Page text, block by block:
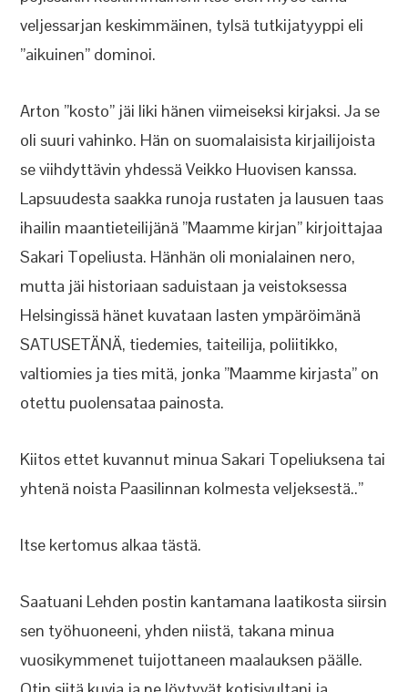
veljessarjan keskimmäinen, tylsä tutkijatyyppi eli
”aikuinen” dominoi.
Arton ”kosto” jäi liki hänen viimeiseksi kirjaksi. Ja se
oli suuri vahinko. Hän on suomalaisista kirjailijoista
se viihdyttävin yhdessä Veikko Huovisen kanssa.
Lapsuudesta saakka runoja rustaten ja lausuen taas
ihailin maantieteilijänä ”Maamme kirjan” kirjoittajaa
Sakari Topeliusta. Hänhän oli monialainen nero,
mutta jäi historiaan saduistaan ja veistoksessa
Helsingissä hänet kuvataan lasten ympäröimänä
SATUSETÄNÄ, tiedemies, taiteilija, poliitikko,
valtiomies ja ties mitä, jonka ”Maamme kirjasta” on
otettu puolensataa painosta.
Kiitos ettet kuvannut minua Sakari Topeliuksena tai
yhtenä noista Paasilinnan kolmesta veljeksestä..”
Itse kertomus alkaa tästä.
Saatuani Lehden postin kantamana laatikosta siirsin
sen työhuoneeni, yhden niistä, takana minua
vuosikymmenet tuijottaneen maalauksen päälle.